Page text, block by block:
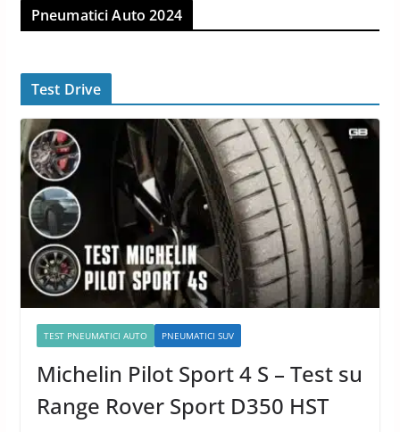
Pneumatici Auto 2024
Test Drive
TEST PNEUMATICI AUTO PNEUMATICI SUV
Michelin Pilot Sport 4 S – Test su
Range Rover Sport D350 HST